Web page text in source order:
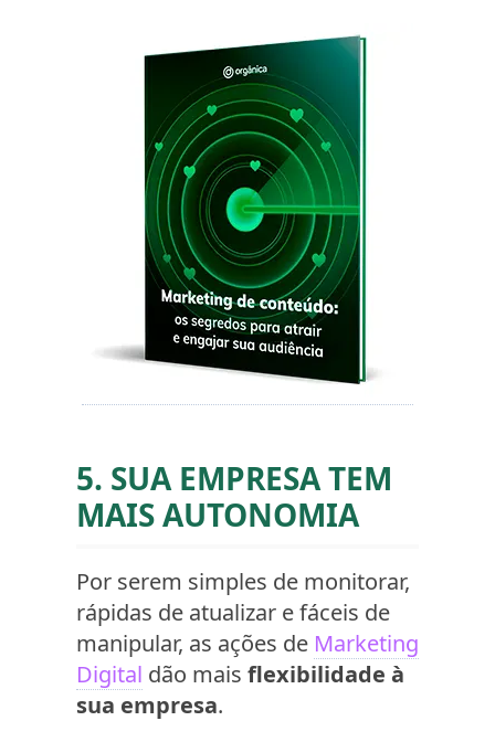
5. SUA EMPRESA TEM
MAIS AUTONOMIA
Por serem simples de monitorar,
rápidas de atualizar e fáceis de
manipular, as ações de Marketing
Digital dão mais flexibilidade à
sua empresa.